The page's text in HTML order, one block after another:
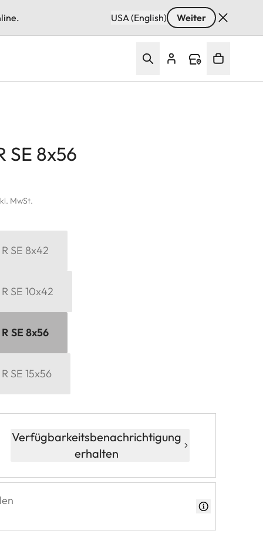
USA (English) Weiter
SE 8x56
MwSt.
SE 8x42
SE 10x42
SE 8x56
SE 15x56
Verfügbarkeitsbenachrichtigung
erhalten